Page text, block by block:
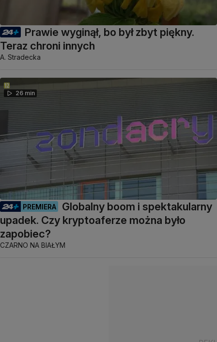
Prawie wyginął, bo był zbyt piękny.
Teraz chroni innych
A. Stradecka
26 min
PREMIERA
Globalny boom i spektakularny
upadek. Czy kryptoaferze można było
zapobiec?
CZARNO NA BIAŁYM